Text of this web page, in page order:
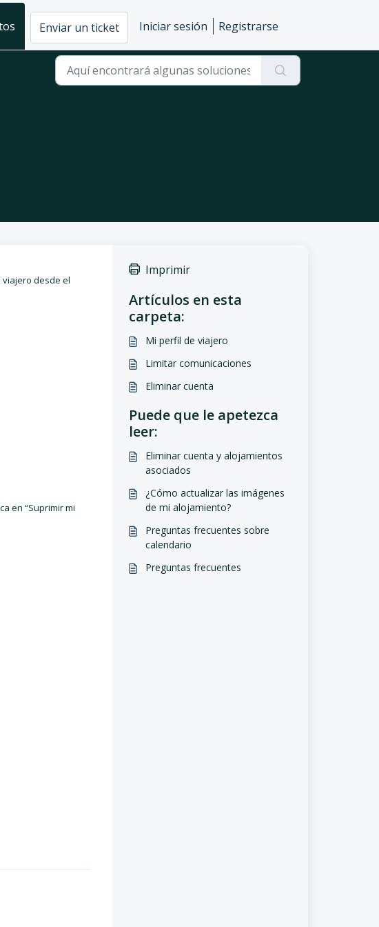
Enviar un ticket Iniciar sesión Registrarse
desde el
en “Suprimir mi
Imprimir
Artículos en esta
carpeta:
Mi perfil de viajero
Limitar comunicaciones
Eliminar cuenta
Puede que le apetezca
leer:
Eliminar cuenta y alojamientos
asociados
¿Cómo actualizar las imágenes
de mi alojamiento?
Preguntas frecuentes sobre
calendario
Preguntas frecuentes